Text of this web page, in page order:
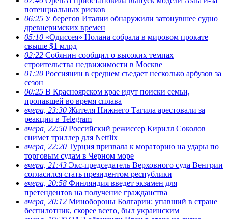
потенциальных рисков
06:25 У берегов Италии обнаружили затонувшее судно
древнеримских времен
05:10 «Одиссея» Нолана собрала в мировом прокате
свыше $1 млрд
02:22 Собянин сообщил о высоких темпах
строительства недвижимости в Москве
01:20 Россиянин в среднем съедает несколько арбузов за
сезон
00:25 В Красноярском крае идут поиски семьи,
пропавшей во время сплава
вчера, 23:30 Жителя Нижнего Тагила арестовали за
реакции в Теlegram
вчера, 22:50 Российский режиссер Кирилл Соколов
снимет триллер для Netflix
вчера, 22:20 Турция призвала к мораторию на удары по
торговым судам в Черном море
вчера, 21:43 Экс-председатель Верховного суда Венгрии
согласился стать президентом республики
вчера, 20:58 Финляндия введет экзамен для
претендентов на получение гражданства
вчера, 20:12 Минобороны Болгарии: упавший в стране
беспилотник, скорее всего, был украинским